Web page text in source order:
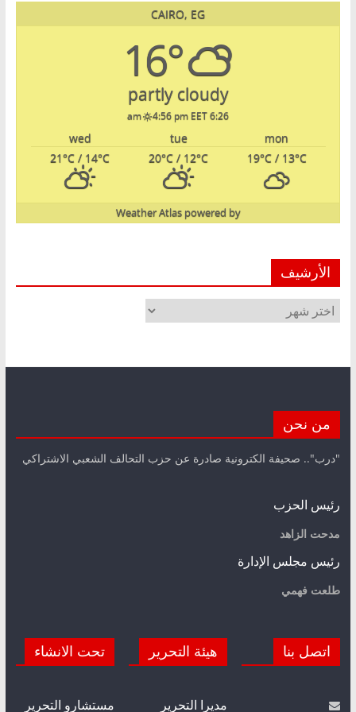
CAIRO, EG
16°
partly cloudy
6:26 am
4:56 pm EET
mon
tue
wed
19°C/ 13°C
20°C / 12°C
21°C / 14°C
powered by
Weather Atlas
الأرشيف
الأرشيف
من نحن
"درب".. صحيفة الكترونية صادرة عن حزب التحالف الشعبي الاشتراكي
رئيس الحزب
مدحت الزاهد
رئيس مجلس الإدارة
طلعت فهمي
اتصل بنا هيئة التحرير
مديرا التحرير
تحت الانشاء
مستشارو التحرير